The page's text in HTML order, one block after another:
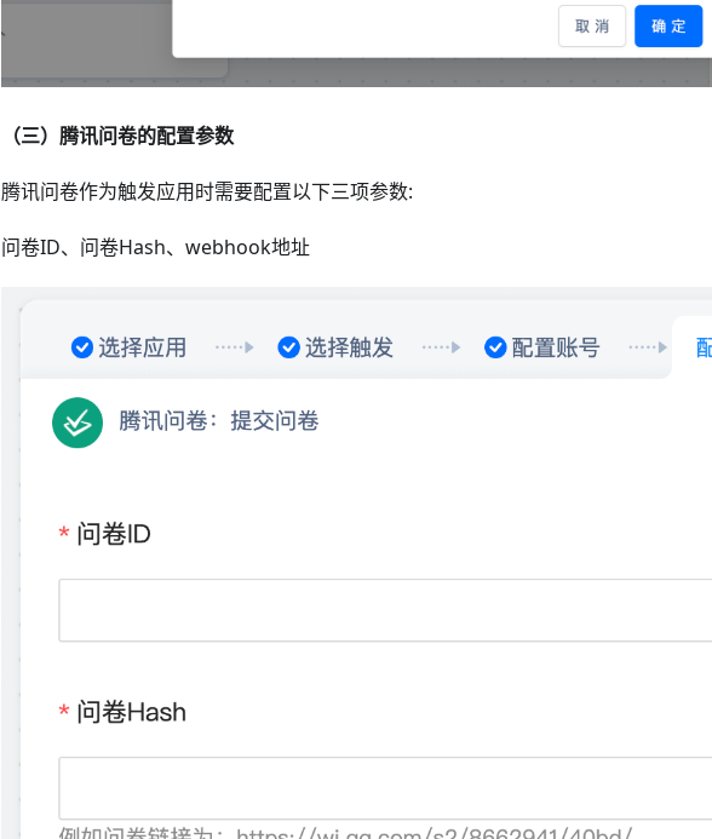
（三）腾讯问卷的配置参数
腾讯问卷作为触发应用时需要配置以下三项参数:
问卷ID、问卷Hash、webhook地址